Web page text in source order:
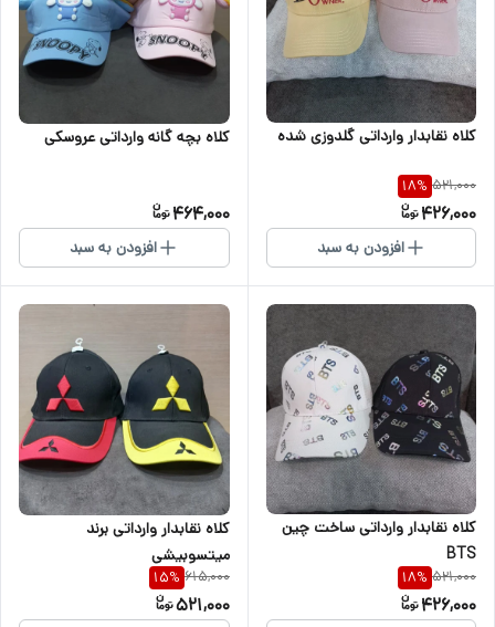
کلاه نقابدار وارداتی گلدوزی شده
521,000
18%
426,000
افزودن به سبد
کلاه بچه گانه وارداتی عروسکی
464,000
افزودن به سبد
کلاه نقابدار وارداتی ساخت چین
BTS
521,000
18%
426,000
کلاه نقابدار وارداتی برند
میتسوبیشی
615,000
15%
521,000